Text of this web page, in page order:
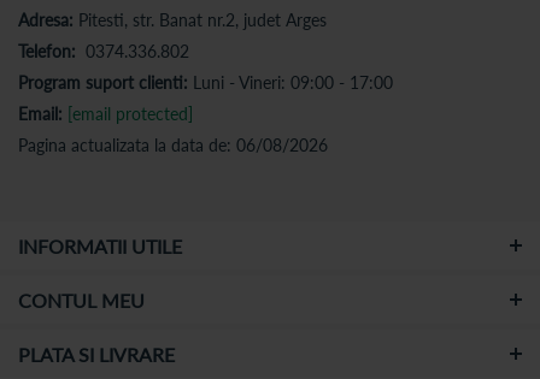
Adresa: Pitesti, str. Banat nr.2, judet Arges
Telefon: 0374.336.802
Program suport clienti: Luni - Vineri: 09:00 - 17:00
Email: [email protected]
Pagina actualizata la data de: 06/08/2026
INFORMATII UTILE
CONTUL MEU
PLATA SI LIVRARE